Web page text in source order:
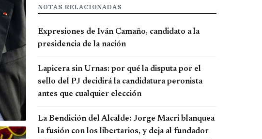
NOTAS RELACIONADAS
Expresiones de Iván Camaño, candidato a la
presidencia de la nación
Lapicera sin Urnas: por qué la disputa por el
sello del PJ decidirá la candidatura peronista
antes que cualquier elección
La Bendición del Alcalde: Jorge Macri blanquea
la fusión con los libertarios, y deja al fundador